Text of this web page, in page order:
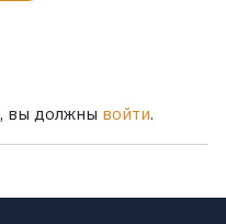
вы должны войти.